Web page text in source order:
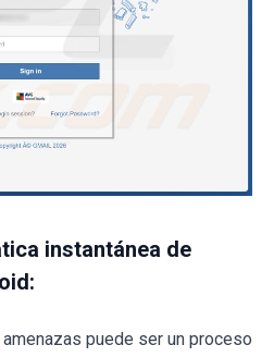
instantánea de
puede ser un proceso